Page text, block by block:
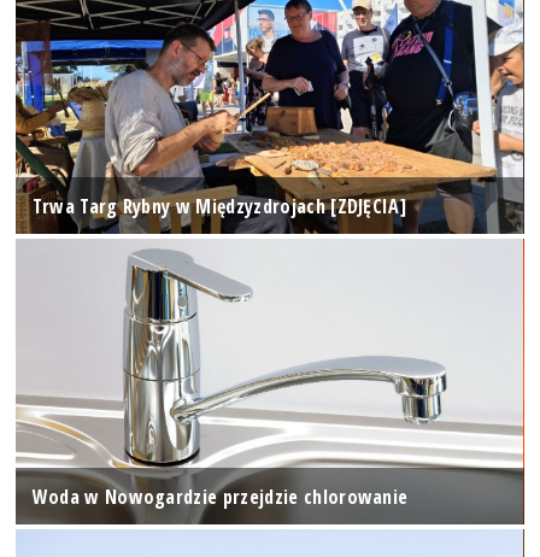
Trwa Targ Rybny w Międzyzdrojach [ZDJĘCIA]
Woda w Nowogardzie przejdzie chlorowanie